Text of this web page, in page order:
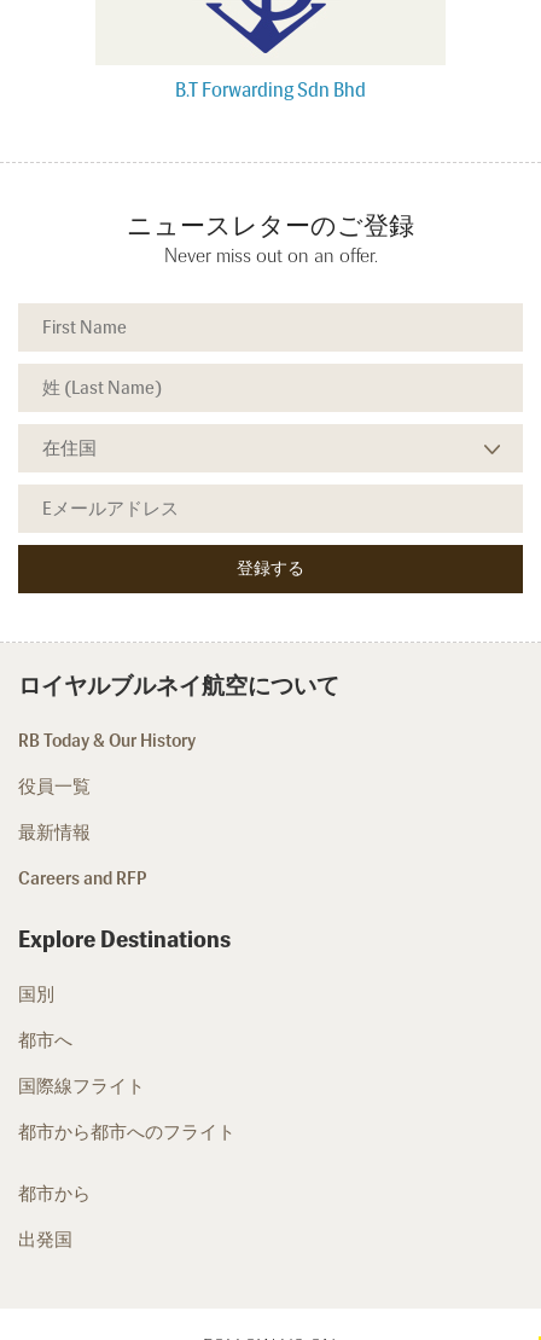
B.T Forwarding Sdn Bhd
ニュースレターのご登録
Never miss out on an offer.
ロイヤルブルネイ航空について
RB Today & Our History
役員一覧
最新情報
Careers and RFP
Explore Destinations
国別
都市へ
国際線フライト
都市から都市へのフライト
都市から
出発国